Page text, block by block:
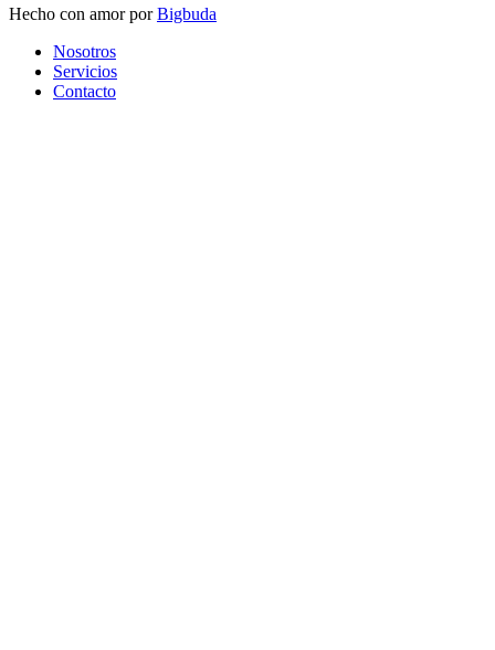
Hecho con amor porBigbuda
Close
Menu
Nosotros
Servicios
Contacto